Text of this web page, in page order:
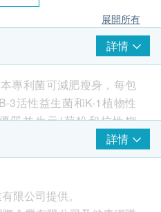
展開所有
詳情
專利菌可減肥瘦身，每包
3活性益生菌和K-1植物性
質益生元(菊粉和抗性糊
殖提供充足營養。
身菌
顯著增肌減脂，熱量消耗
詳情
限公司提供。